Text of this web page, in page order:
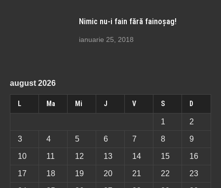
Nimic nu-i fain fără fainoșag!
ianuarie 25, 2018
august 2026
L Ma Mi J V S D
1 2
3 4 5 6 7 8 9
10 11 12 13 14 15 16
17 18 19 20 21 22 23